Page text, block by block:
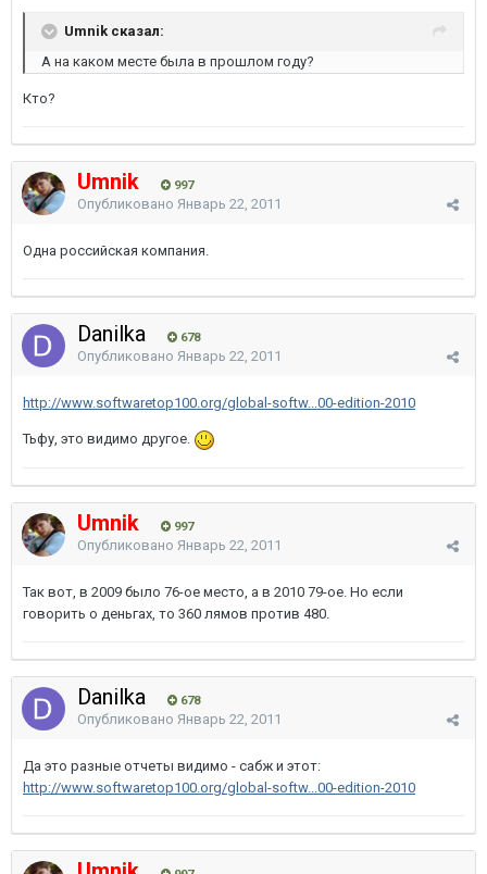
Umnik сказал:
А на каком месте была в прошлом году?
Кто?
Umnik 997
Опубликовано Январь 22, 2011
Одна российская компания.
Danilka 678
Опубликовано Январь 22, 2011
http://www.softwaretop100.org/global-softw...00-edition-2010
Тьфу, это видимо другое.
Umnik 997
Опубликовано Январь 22, 2011
Так вот, в 2009 было 76-ое место, а в 2010 79-ое. Но если
говорить о деньгах, то 360 лямов против 480.
Danilka 678
Опубликовано Январь 22, 2011
Да это разные отчеты видимо - сабж и этот:
http://www.softwaretop100.org/global-softw...00-edition-2010